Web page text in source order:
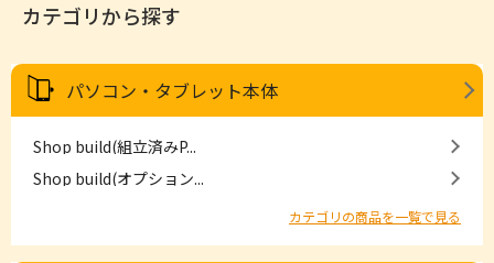
カテゴリから探す
パソコン・タブレット本体
Shop build(組立済みP...
Shop build(オプション...
カテゴリの商品を一覧で見る